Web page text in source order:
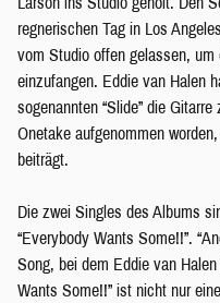
regnerischen Tag in Los
vom Studio offen gelassen,
einzufangen. Eddie van Halen
sogenannten “Slide” die
Onetake aufgenommen
beiträgt.
Die zwei Singles des Albums
“Everybody Wants Some!!”.
Song, bei dem Eddie van
Wants Some!!” ist nicht nur